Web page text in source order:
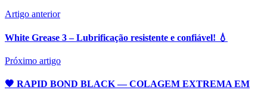
Artigo anterior
White Grease 3 – Lubrificação resistente e confiável! 💧
Próximo artigo
🖤 RAPID BOND BLACK — COLAGEM EXTREMA EM